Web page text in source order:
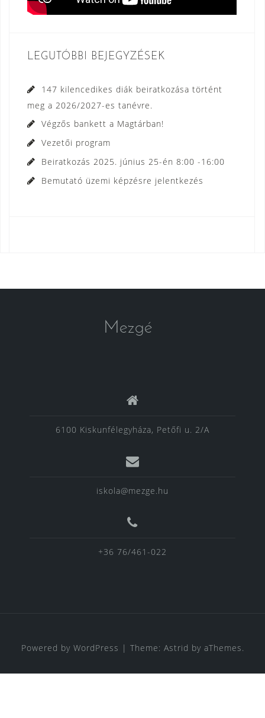
LEGUTÓBBI BEJEGYZÉSEK
147 kilencedikes diák beiratkozása történt
meg a 2026/2027-es tanévre.
Végzős bankett a Magtárban!
Vezetői program
Beiratkozás 2025. június 25-én 8:00 -16:00
Bemutató üzemi képzésre jelentkezés
Mezgé
6100 Kiskunfélegyháza, Petőfi u. 2/A
iskola@mezge.hu
+36 76/461-022
Powered by WordPress | Theme: Astrid by aThemes.